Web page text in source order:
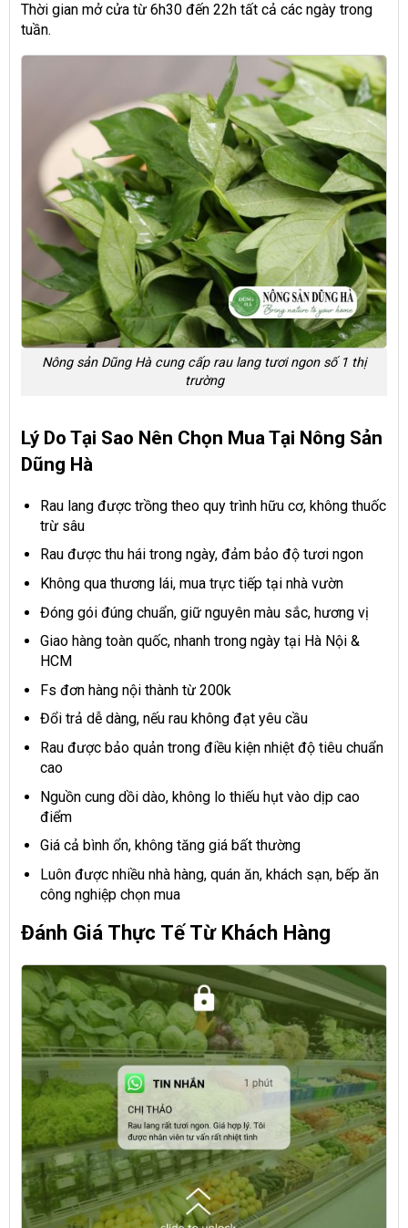
Thời gian mở cửa từ 6h30 đến 22h tất cả các ngày trong
tuần.
Nông sản Dũng Hà cung cấp rau lang tươi ngon số 1 thị
trường
Lý Do Tại Sao Nên Chọn Mua Tại Nông Sản
Dũng Hà
Rau lang được trồng theo quy trình hữu cơ, không thuốc
trừ sâu
Rau được thu hái trong ngày, đảm bảo độ tươi ngon
Không qua thương lái, mua trực tiếp tại nhà vườn
Đóng gói đúng chuẩn, giữ nguyên màu sắc, hương vị
Giao hàng toàn quốc, nhanh trong ngày tại Hà Nội &
HCM
Fs đơn hàng nội thành từ 200k
Đổi trả dễ dàng, nếu rau không đạt yêu cầu
Rau được bảo quản trong điều kiện nhiệt độ tiêu chuẩn
cao
Nguồn cung dồi dào, không lo thiếu hụt vào dịp cao
điểm
Giá cả bình ổn, không tăng giá bất thường
Luôn được nhiều nhà hàng, quán ăn, khách sạn, bếp ăn
công nghiệp chọn mua
Đánh Giá Thực Tế Từ Khách Hàng